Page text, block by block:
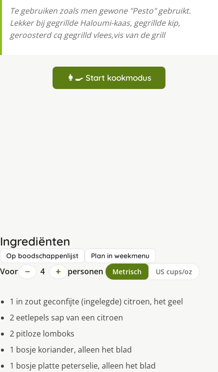
Te gebruiken zoals men gewone "Pesto" gebruikt.
Lekker bij gegrillde Haloumi-kaas, gegrillde kip,
geroosterd cq gegrilld vlees,vis van de grill
👩‍🍳 Start kookmodus
Ingrediënten
Op boodschappenlijst Plan in weekmenu
Voor − 4 + personen Metrisch US cups/oz
1 in zout geconfijte (ingelegde) citroen, het geel
2 eetlepels sap van een citroen
2 pitloze lomboks
1 bosje koriander, alleen het blad
1 bosje platte peterselie, alleen het blad